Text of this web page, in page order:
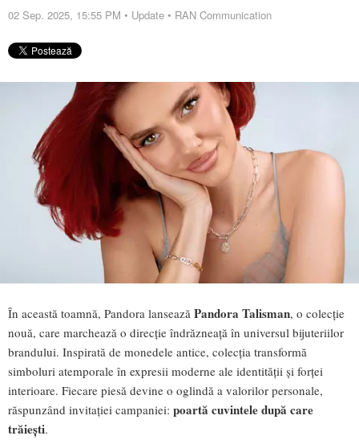
02 Sep. 2025, 15:55 PM • Update • RAN Communication
În această toamnă, Pandora lansează Pandora Talisman, o colecție
nouă, care marchează o direcție îndrăzneață în universul bijuteriilor
brandului. Inspirată de monedele antice, colecția transformă
simboluri atemporale în expresii moderne ale identității și forței
interioare. Fiecare piesă devine o oglindă a valorilor personale,
răspunzând invitației campaniei: poartă cuvintele după care
trăiești.